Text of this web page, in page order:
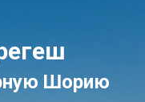
Шорию